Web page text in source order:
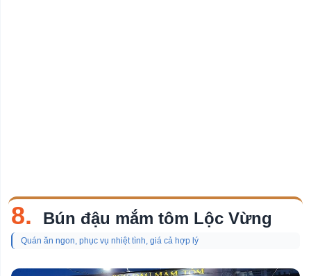
8. Bún đậu mắm tôm Lộc Vừng
Quán ăn ngon, phục vụ nhiệt tình, giá cả hợp lý